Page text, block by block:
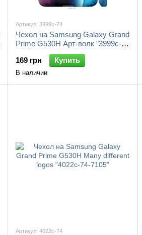
Артикул: 3999c-74
Чехол на Samsung Galaxy Grand
Prime G530H Арт-волк "3999c-
169 грн
Купить
В наличии
Артикул: 4022c-74